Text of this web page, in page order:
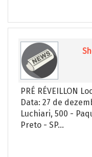
PRÉ RÉVEILLON
Data: 27 de
Luchiari, 500 -
Preto - SP...